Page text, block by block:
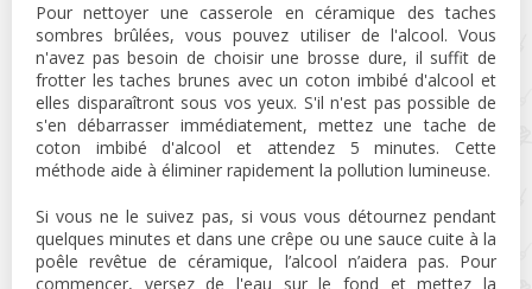
Pour nettoyer une casserole en céramique des taches
sombres brûlées, vous pouvez utiliser de l'alcool. Vous
n'avez pas besoin de choisir une brosse dure, il suffit de
frotter les taches brunes avec un coton imbibé d'alcool et
elles disparaîtront sous vos yeux. S'il n'est pas possible de
s'en débarrasser immédiatement, mettez une tache de
coton imbibé d'alcool et attendez 5 minutes. Cette
méthode aide à éliminer rapidement la pollution lumineuse.
Si vous ne le suivez pas, si vous vous détournez pendant
quelques minutes et dans une crêpe ou une sauce cuite à la
poêle revêtue de céramique, l’alcool n’aidera pas. Pour
commencer, versez de l'eau sur le fond et mettez la